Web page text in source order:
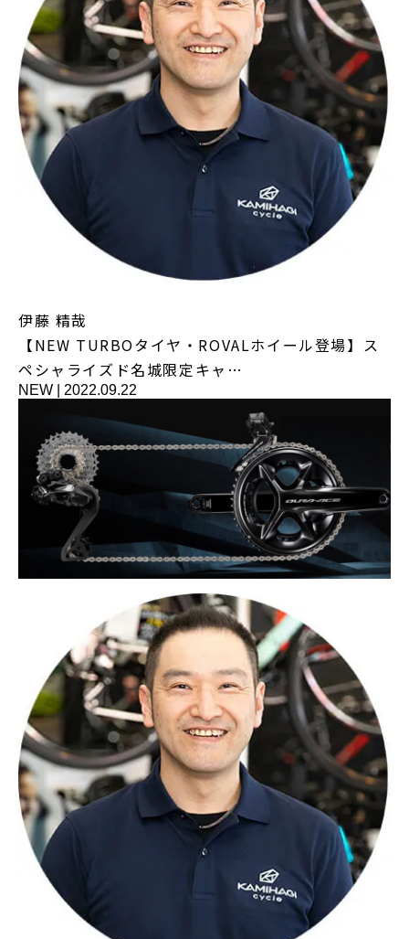
伊藤 精哉
【NEW TURBOタイヤ・ROVALホイール登場】ス
ペシャライズド名城限定キャ…
NEW 2022.09.22